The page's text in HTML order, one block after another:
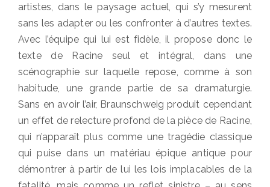
artistes, dans le paysage actuel, qui s’y mesurent
sans les adapter ou les confronter à d’autres textes.
Avec l’équipe qui lui est fidèle, il propose donc le
texte de Racine seul et intégral, dans une
scénographie sur laquelle repose, comme à son
habitude, une grande partie de sa dramaturgie.
Sans en avoir l’air, Braunschweig produit cependant
un effet de relecture profond de la pièce de Racine,
qui n’apparaît plus comme une tragédie classique
qui puise dans un matériau épique antique pour
démontrer à partir de lui les lois implacables de la